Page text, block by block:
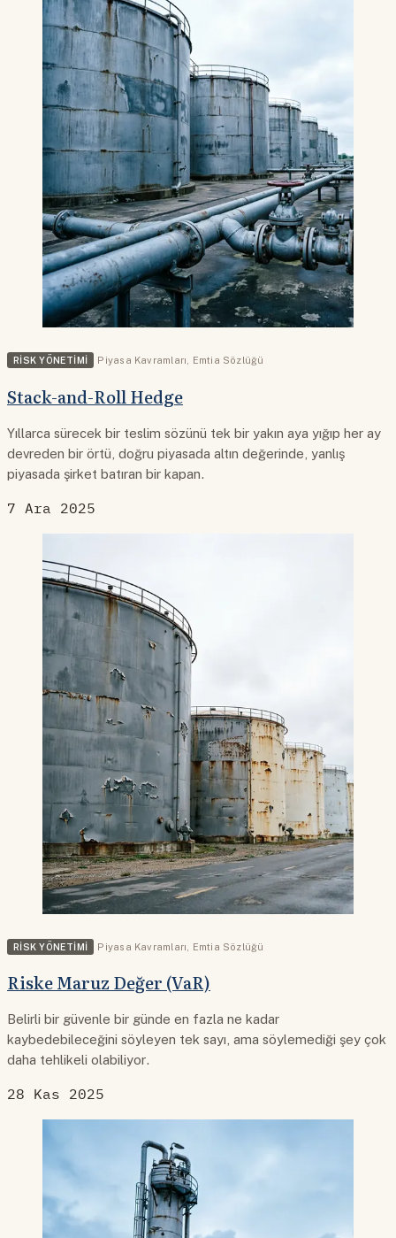
RISK YÖNETIMI Piyasa Kavramları Emtia Sözlüğü
Stack-and-Roll Hedge
Yıllarca sürecek bir teslim sözünü tek bir yakın aya yığıp her ay
devreden bir örtü, doğru piyasada altın değerinde, yanlış
piyasada şirket batıran bir kapan.
7 Ara 2025
RISK YÖNETIMI Piyasa Kavramları Emtia Sözlüğü
Riske Maruz Değer (VaR)
Belirli bir güvenle bir günde en fazla ne kadar
kaybedebileceğini söyleyen tek sayı, ama söylemediği şey çok
daha tehlikeli olabiliyor.
28 Kas 2025